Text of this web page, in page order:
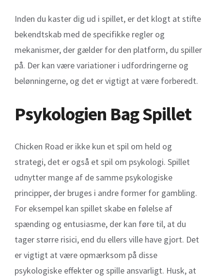
Inden du kaster dig ud i spillet, er det klogt at stifte
bekendtskab med de specifikke regler og
mekanismer, der gælder for den platform, du spiller
på. Der kan være variationer i udfordringerne og
belønningerne, og det er vigtigt at være forberedt.
Psykologien Bag Spillet
Chicken Road er ikke kun et spil om held og
strategi, det er også et spil om psykologi. Spillet
udnytter mange af de samme psykologiske
principper, der bruges i andre former for gambling.
For eksempel kan spillet skabe en følelse af
spænding og entusiasme, der kan føre til, at du
tager større risici, end du ellers ville have gjort. Det
er vigtigt at være opmærksom på disse
psykologiske effekter og spille ansvarligt. Husk, at